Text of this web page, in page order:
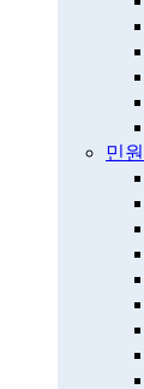
민